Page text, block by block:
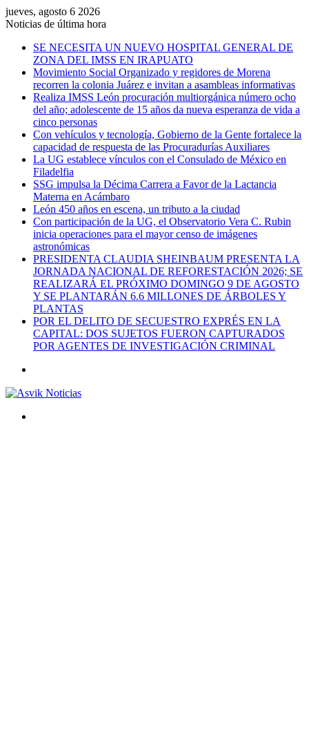
jueves, agosto 6 2026
Noticias de última hora
SE NECESITA UN NUEVO HOSPITAL GENERAL DE
ZONA DEL IMSS EN IRAPUATO
Movimiento Social Organizado y regidores de Morena
recorren la colonia Juárez e invitan a asambleas informativas
Realiza IMSS León procuración multiorgánica número ocho
del año; adolescente de 15 años da nueva esperanza de vida a
cinco personas
Con vehículos y tecnología, Gobierno de la Gente fortalece la
capacidad de respuesta de las Procuradurías Auxiliares
La UG establece vínculos con el Consulado de México en
Filadelfia
SSG impulsa la Décima Carrera a Favor de la Lactancia
Materna en Acámbaro
León 450 años en escena, un tributo a la ciudad
Con participación de la UG, el Observatorio Vera C. Rubin
inicia operaciones para el mayor censo de imágenes
astronómicas
PRESIDENTA CLAUDIA SHEINBAUM PRESENTA LA
JORNADA NACIONAL DE REFORESTACIÓN 2026; SE
REALIZARÁ EL PRÓXIMO DOMINGO 9 DE AGOSTO
Y SE PLANTARÁN 6.6 MILLONES DE ÁRBOLES Y
PLANTAS
POR EL DELITO DE SECUESTRO EXPRÉS EN LA
CAPITAL: DOS SUJETOS FUERON CAPTURADOS
POR AGENTES DE INVESTIGACIÓN CRIMINAL